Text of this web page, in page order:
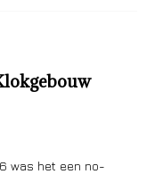
was het een no-